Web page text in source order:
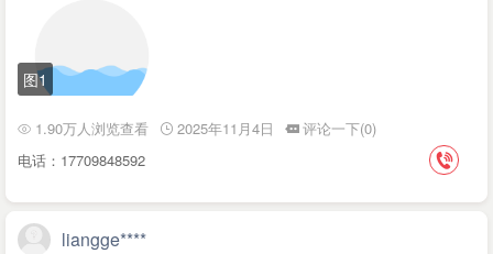
图1
1.90万人浏览查看 2025年11月4日
评论一下(0)
电话：17709848592
liangge****